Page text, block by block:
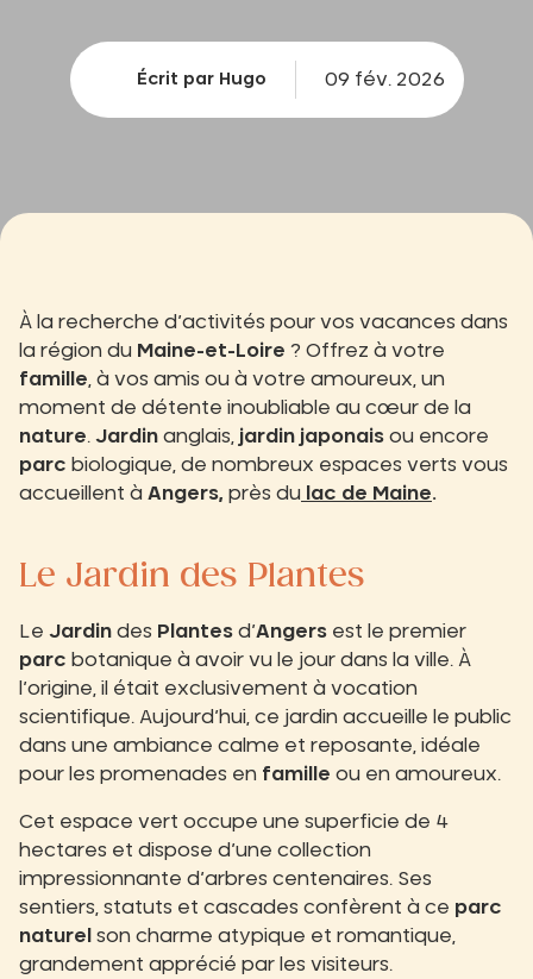
Écrit par Hugo 09 fév. 2026
À la recherche d’activités pour vos vacances dans
la région du Maine-et-Loire ? Offrez à votre
famille , à vos amis ou à votre amoureux, un
moment de détente inoubliable au cœur de la
nature. Jardin anglais, jardin japonais ou encore
parc biologique, de nombreux espaces verts vous
accueillent à Angers, près du lac de Maine.
Le Jardin des Plantes
Le Jardin des Plantes d’Angers est le premier
parc botanique à avoir vu le jour dans la ville. À
l’origine, il était exclusivement à vocation
scientifique. Aujourd’hui, ce jardin accueille le public
dans une ambiance calme et reposante, idéale
pour les promenades en famille ou en amoureux.
Cet espace vert occupe une superficie de 4
hectares et dispose d’une collection
impressionnante d’arbres centenaires. Ses
sentiers, statuts et cascades confèrent à ce parc
naturel son charme atypique et romantique,
grandement apprécié par les visiteurs.